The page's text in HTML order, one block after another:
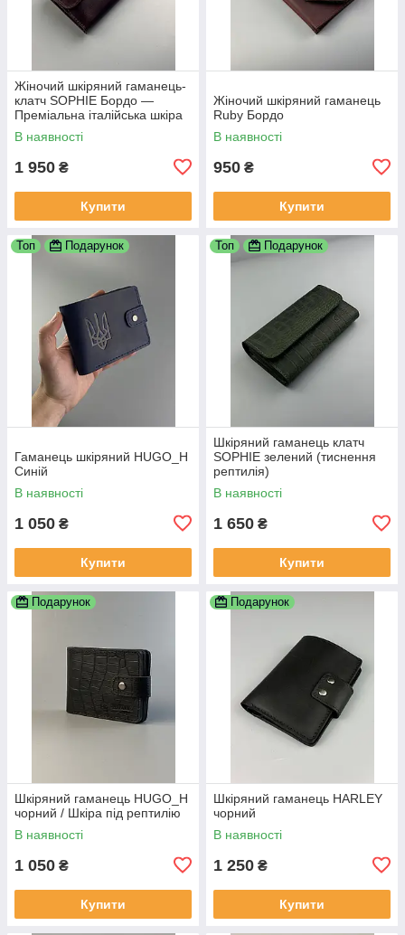
Жіночий шкіряний гаманець-
клатч SOPHIE Бордо —
Преміальна італійська шкіра
Кентуккі
В наявності
1 950 ₴
Купити
Жіночий шкіряний гаманець
Ruby Бордо
В наявності
950 ₴
Купити
Топ Подарунок
Гаманець шкіряний HUGO_H
Синій
В наявності
1 050 ₴
Купити
Топ Подарунок
Шкіряний гаманець клатч
SOPHIE зелений (тиснення
рептилія)
В наявності
1 650 ₴
Купити
Подарунок
Шкіряний гаманець HUGO_H
чорний / Шкіра під рептилію
В наявності
1 050 ₴
Купити
Подарунок
Шкіряний гаманець HARLEY
чорний
В наявності
1 250 ₴
Купити